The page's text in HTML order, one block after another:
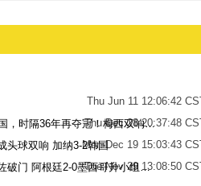
Thu Jun 11 12:06:42
Thu Dec 28 20:37:48
世界杯-阿根廷点球7-5法国，时隔36年再夺冠！梅西双响姆巴佩戴帽
Mon Dec 19 15:03:43
头球双响 加纳3-2韩国
Tue Nov 29 13:08:50
梅西无解贴地斩+助攻恩佐破门 阿根廷2-0墨西哥升小组第二